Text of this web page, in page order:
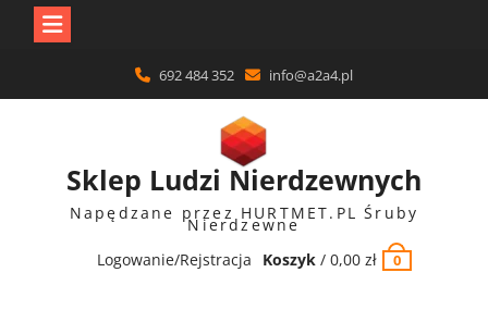
content
692 484 352 info@a2a4.pl
Sklep Ludzi Nierdzewnych
Napędzane przez HURTMET.PL Śruby
Nierdzewne
Logowanie/Rejstracja
Koszyk/ 0,00 zł 0